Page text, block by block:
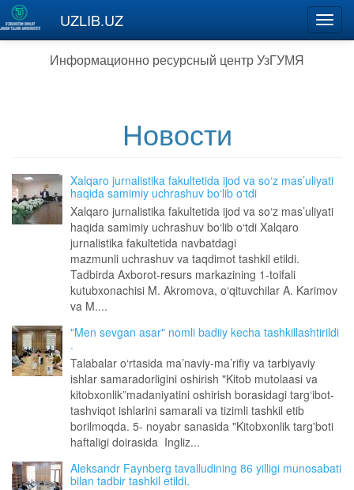
Перейти к основному содержанию
UZLIB.UZ
Информационно ресурсный центр УзГУМЯ
Новости
Xalqaro jurnalistika fakultetida ijod va so‘z mas’uliyati
haqida samimiy uchrashuv bo‘lib o‘tdi
Xalqaro jurnalistika fakultetida ijod va so‘z mas’uliyati
haqida samimiy uchrashuv bo‘lib o‘tdi Xalqaro
jurnalistika fakultetida navbatdagi
mazmunli uchrashuv va taqdimot tashkil etildi.
Tadbirda Axborot-resurs markazining 1-toifali
kutubxonachisi M. Akromova, o‘qituvchilar A. Karimov
va M....
"Men sevgan asar" nomli badiiy kecha tashkillashtirildi
.
Talabalar o‘rtasida ma’naviy-ma’rifiy va tarbiyaviy
ishlar samaradorligini oshirish "Kitob mutolaasi va
kitobxonlik”madaniyatini oshirish borasidagi targ‘ibot-
tashviqot ishlarini samarali va tizimli tashkil etib
borilmoqda. 5- noyabr sanasida "Kitobxonlik targ'boti
haftaligi doirasida Ingliz...
Aleksandr Faynberg tavalludining 86 yilligi munosabati
bilan tadbir tashkil etildi.